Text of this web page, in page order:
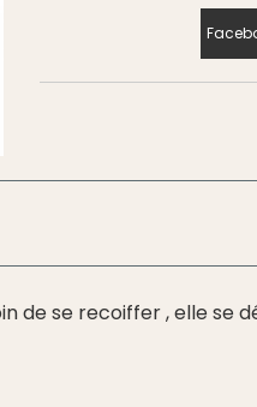
se recoiffer , elle se